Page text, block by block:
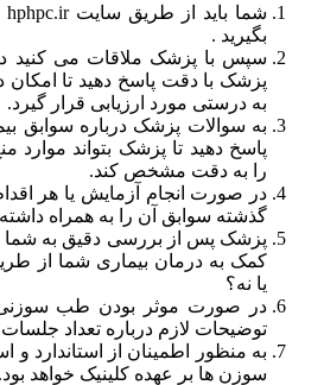
شما باید از طریق سایتhphpc.ir
بگیرید .
سپس با پزشک ملاقات می­ کنید
پزشک با دقت پاسخ دهید تا
به درستی مورد ارزیابی قرار گیرد.
به سوالات پزشک درباره سوابق
پاسخ دهید تا پزشک بتواند
را به­ دقت مشخص کند.
گذشته سوابق آن را به همراه
پزشک پس از بررسی دقیق به شما
کمک به درمان بیماری شما از
یا نه؟
در صورت موثر بودن طب
توضیحات لازم درباره تعداد
به منظور اطمینان از استاندارد و
سوزن ­ها بر عهده کلینیک خواهد بود.